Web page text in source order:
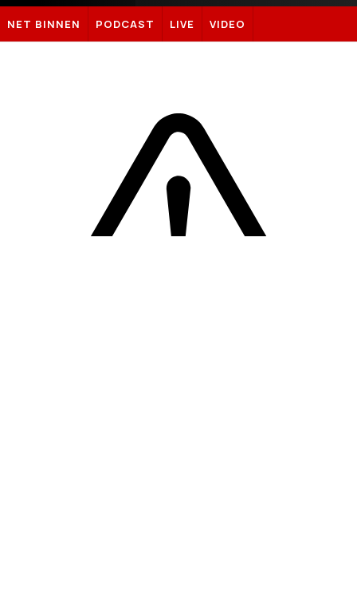
Sportnieuws.nl
NET BINNEN PODCAST LIVE VIDEO